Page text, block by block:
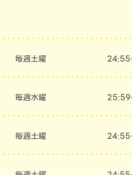
毎週土曜 24:55
毎週水曜 25:59
毎週土曜 24:55